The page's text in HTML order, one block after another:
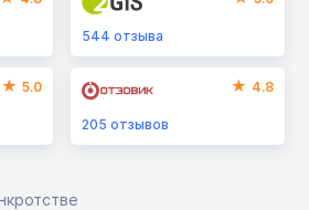
544отзыва
5.0 4.8
205отзывов